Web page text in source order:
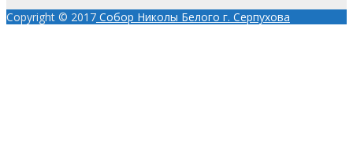
Copyright © 2017 Собор Николы Белого г. Серпухова